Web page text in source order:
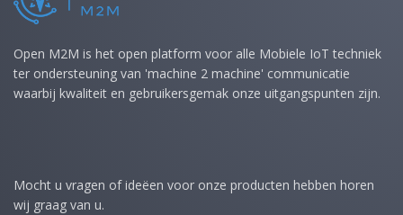
Open M2M is het open platform voor alle Mobiele IoT techniek
ter ondersteuning van 'machine 2 machine' communicatie
waarbij kwaliteit en gebruikersgemak onze uitgangspunten zijn.
Mocht u vragen of ideëen voor onze producten hebben horen
wij graag van u.